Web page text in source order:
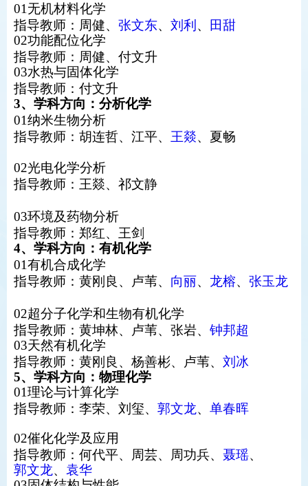
01无机材料化学
指导教师： 周健、 张文东、 刘利 、 田甜
02功能配位化学
指导教师： 周健、 付文升
03水热与固体化学
指导教师： 付文升
3、学科方向：分析化学
01纳米生物分析
指导教师： 胡连哲、 江平、 王燚、夏畅
02光电化学分析
指导教师： 王燚、 祁文静
03环境及药物分析
指导教师： 郑红、王剑
4、学科方向：有机化学
01有机合成化学
指导教师： 黄刚良 、 卢苇、 向丽、 龙榕、 张玉龙
02超分子化学和生物有机化学
指导教师： 黄坤林、 卢苇、 张岩、 钟邦超
03天然有机化学
指导教师： 黄刚良 、 杨善彬、 卢苇、 刘冰
5、 学科方向：物理化学
01理论与计算化学
指导教师： 李荣、 刘玺、 郭文龙、 单春晖
02催化化学及应用
指导教师： 何代平、 周芸、 周功兵、 聂瑶、
郭文龙、 袁华